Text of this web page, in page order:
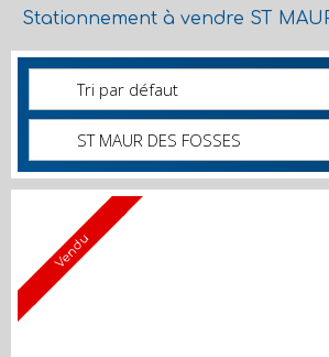
Stationnement à vendre ST
Tri par défaut
ST MAUR DES FOSSES
Vendu